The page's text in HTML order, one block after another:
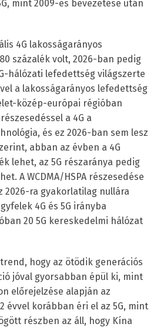
mint 2009-es bevezetése után
4G lakosságarányos
százalék volt, 2026-ban pedig
hálózati lefedettség világszerte
a lakosságarányos lefedettség
közép-európai régióban
a 4G a
és ez 2026-ban sem lesz
abban az évben a 4G
lehet, az 5G részaránya pedig
A WCDMA/HSPA részesedése
2026-ra gyakorlatilag nullára
4G és 5G irányba
20 5G kereskedelmi hálózat
hogy az ötödik generációs
jóval gyorsabban épül ki, mint
előrejelzése alapján az
évvel korábban éri el az 5G, mint
részben az áll, hogy Kína